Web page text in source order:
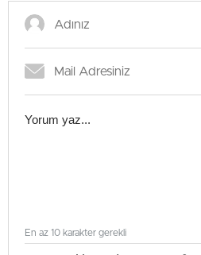
En az 10 karakter gerekli